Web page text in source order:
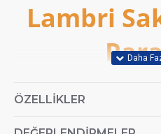
Lambri
ÖZELLIKLER